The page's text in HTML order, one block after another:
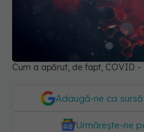
Cum a apărut, de fapt, COVID -
Adaugă-ne ca
Urmărește-ne